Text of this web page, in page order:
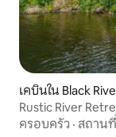
เคบินใน Black
Rustic River
ครอบครัว · สถานที่